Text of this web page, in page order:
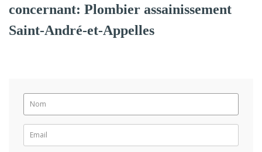
concernant: Plombier assainissement
Saint-André-et-Appelles